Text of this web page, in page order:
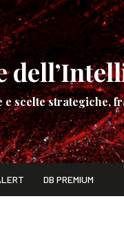
scelte strategiche,
/ 17 settembre
DB PREMIUM
Cerca nel sito